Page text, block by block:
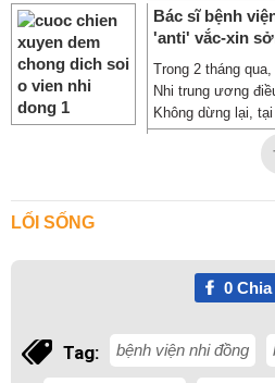
Bác sĩ bệnh
'anti' vắc-xin
Trong 2 tháng
Nhi trung ương
Không dừng lại,
LỐI SỐNG
0Chia
Tag: bệnh viện nhi đồng